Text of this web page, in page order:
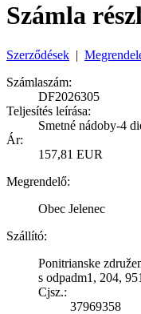
Számla
Szerződések |
Számlaszám:
DF2026305
Teljesítés leírása:
Smetné nádoby-4
Ár:
157,81 EUR
Megrendelő:
Obec Jelenec
Szállító:
Ponitrianske
s odpadm1, 204,
Cjsz.:
37969358